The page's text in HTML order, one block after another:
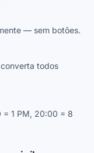
— sem botões.
todos
= 1 PM, 20:00 = 8